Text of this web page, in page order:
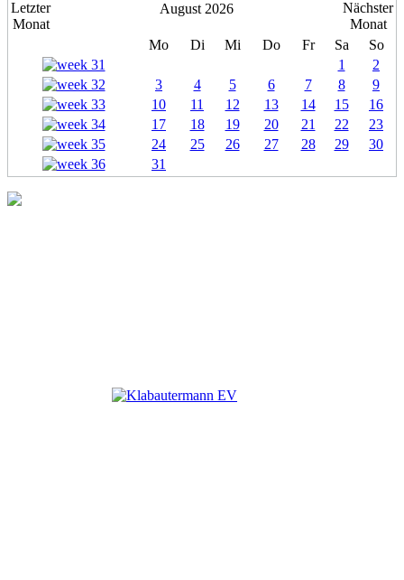
August 2026
Mo Di Mi Do Fr Sa
So
1
2
3
4 5 6 7 8
9
10
11 12 13 14 15
16
17
18 19 20 21 22
23
24
25 26 27 28 29
30
31